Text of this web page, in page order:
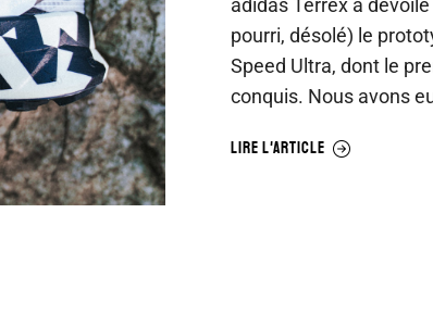
pourri, désolé) le
Speed Ultra, dont le
conquis. Nous avons
LIRE L'ARTICLE